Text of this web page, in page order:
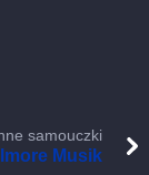
samouczki
Musik